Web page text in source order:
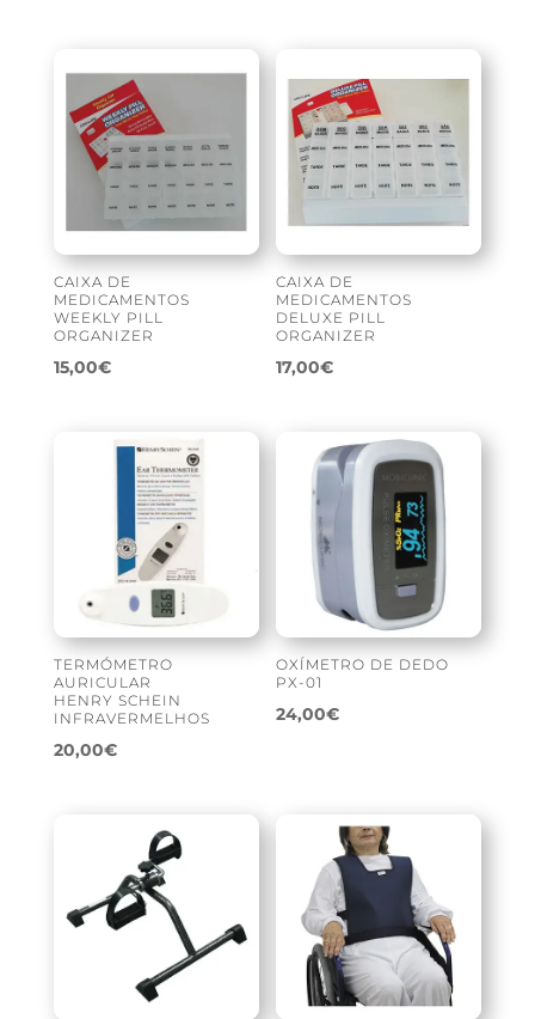
CAIXA DE
MEDICAMENTOS
WEEKLY PILL
ORGANIZER
15,00€
CAIXA DE
MEDICAMENTOS
DELUXE PILL
ORGANIZER
17,00€
TERMÓMETRO
AURICULAR
HENRY SCHEIN
INFRAVERMELHOS
20,00€
OXÍMETRO DE DEDO
PX-01
24,00€